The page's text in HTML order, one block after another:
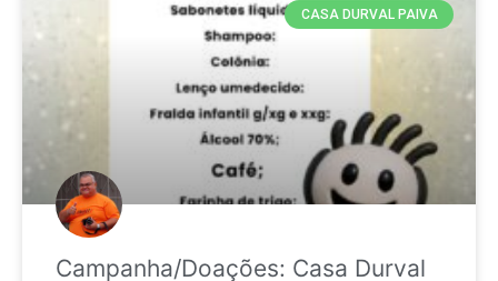
CASA DURVAL PAIVA
Campanha/Doações: Casa Durval